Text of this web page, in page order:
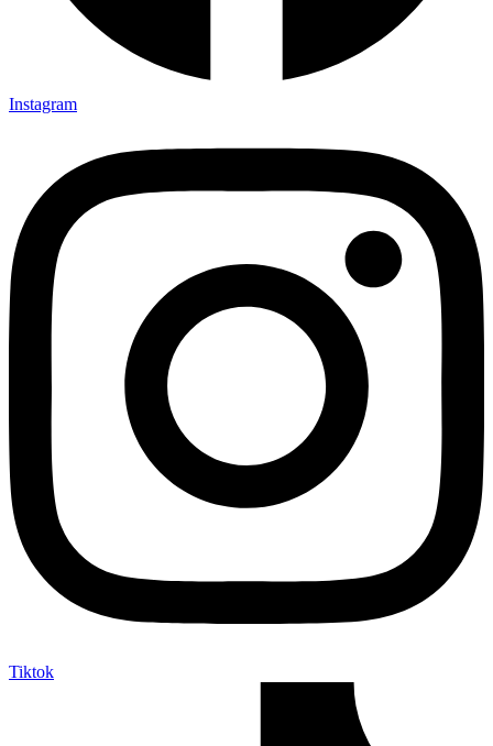
Instagram
Tiktok